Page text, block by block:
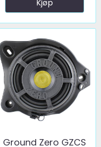
Kjøp
Ground Zero GZCS